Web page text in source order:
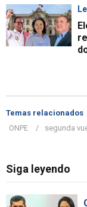
Temas relacionados
ONPE
segunda
Siga leyendo